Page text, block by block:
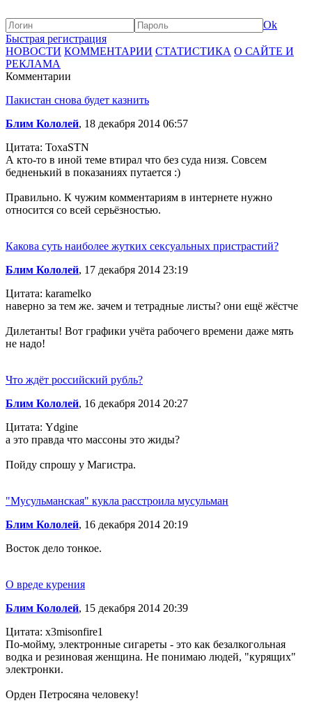
Ok
Быстрая регистрация
НОВОСТИ КОММЕНТАРИИ СТАТИСТИКА О САЙТЕ И
РЕКЛАМА
Комментарии
Пакистан снова будет казнить
Блим Кололей, 18 декабря 2014 06:57
Цитата: ToxaSTN
А кто-то в иной теме втирал что без суда низя. Совсем
бедненький в показаниях путается :)
Правильно. К чужим комментариям в интернете нужно
относится со всей серьёзностью.
Какова суть наиболее жутких сексуальных пристрастий?
Блим Кололей, 17 декабря 2014 23:19
Цитата: karamelko
наверно за тем же. зачем и тетрадные листы? они ещё жёстче
Дилетанты! Вот графики учёта рабочего времени даже мять
не надо!
Что ждёт российский рубль?
Блим Кололей, 16 декабря 2014 20:27
Цитата: Ydgine
а это правда что массоны это жиды?
Пойду спрошу у Магистра.
"Мусульманская" кукла расстроила мусульман
Блим Кололей, 16 декабря 2014 20:19
Восток дело тонкое.
О вреде курения
Блим Кололей, 15 декабря 2014 20:39
Цитата: x3misonfire1
По-мойму, электронные сигареты - это как безалкогольная
водка и резиновая женщина. Не понимаю людей, "курящих"
электронки.
Орден Петросяна человеку!